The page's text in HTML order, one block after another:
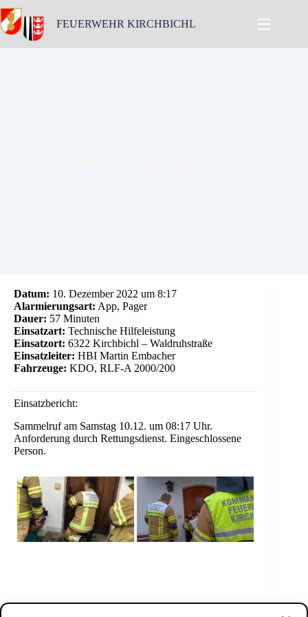
Skip
to
content
FEUERWEHR KIRCHBICHL
Datum: 10. Dezember 2022 um 8:17
Alarmierungsart: App, Pager
Dauer: 57 Minuten
Einsatzart: Technische Hilfeleistung
Einsatzort: 6322 Kirchbichl – Waldruhstraße
Einsatzleiter: HBI Martin Embacher
Fahrzeuge: KDO, RLF-A 2000/200
Einsatzbericht:
Sammelruf am Samstag 10.12. um 08:17 Uhr.
Anforderung durch Rettungsdienst. Eingeschlossene
Person.